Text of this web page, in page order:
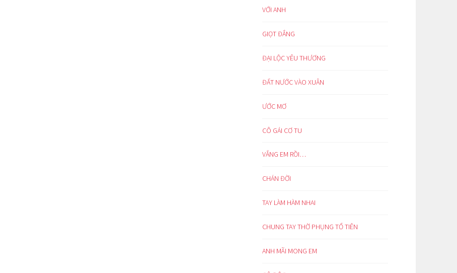
VỚI ANH
GIỌT ĐẮNG
ĐẠI LỘC YÊU THƯƠNG
ĐẤT NƯỚC VÀO XUÂN
ƯỚC MƠ
CÔ GÁI CƠ TU
VẮNG EM RỒI…
CHÁN ĐỜI
TAY LÀM HÀM NHAI
CHUNG TAY THỜ PHỤNG TỔ TIÊN
ANH MÃI MONG EM